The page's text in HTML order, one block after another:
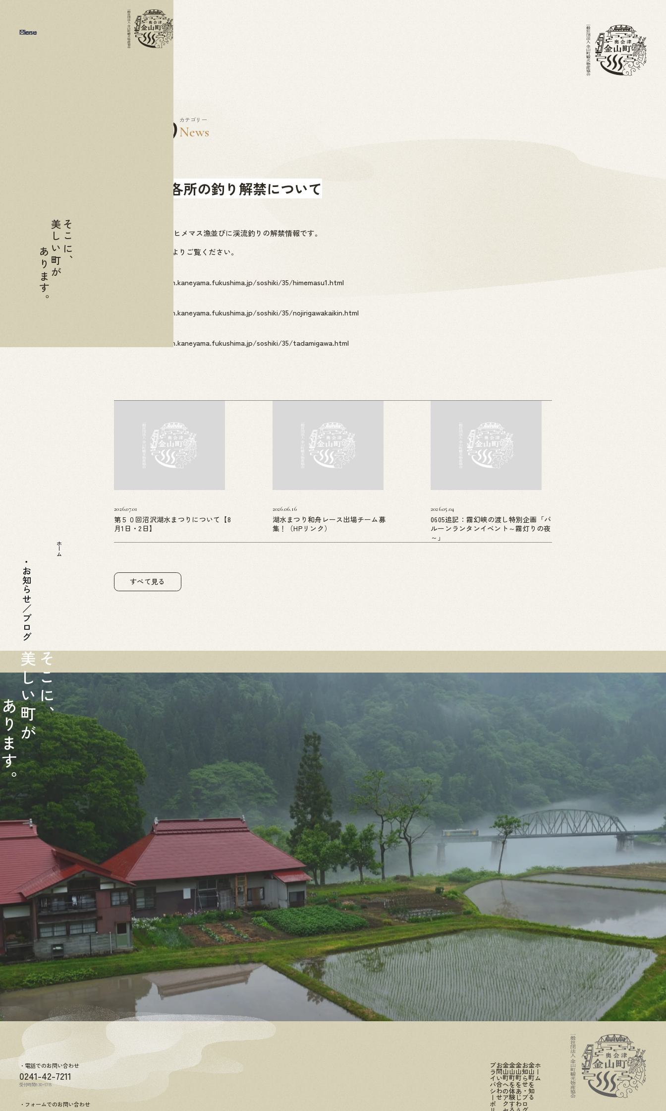
03.29 カテゴリー
News
金山町内各所の釣り解禁について
金山町内におけるヒメマス漁並びに渓流釣りの解禁情報です。
詳しくは下記URLよりご覧ください。
https://www.town.kaneyama.fukushima.jp/soshiki/35/himemasu1.html
https://www.town.kaneyama.fukushima.jp/soshiki/35/nojirigawakaikin.html
https://www.town.kaneyama.fukushima.jp/soshiki/35/tadamigawa.html
2026.07.01
第５０回沼沢湖水まつりについて【8
月1日・2日】
2026.06.16
湖水まつり和舟レース出場チーム募
集！（HPリンク）
2026.05.04
0605追記：霧幻峡の渡し特別企画「バ
ルーンランタンイベント～霧灯りの夜
～」
すべて見る
ホーム
お知らせ／ブログ
そ
こ
に
、
美
し
い
町
が
ホーム
金山町を知る
お知らせ・ブログ
金山町をあじわう
金山町を体験する
金山町へのアクセス
お問い合わせ
プライバシーポリシー
電話でのお問い合わせ
0241-42-7211
受付時間8:30~17:15
フォームでのお問い合わせ
そこに、
美しい町が
あります。
Menu
Close